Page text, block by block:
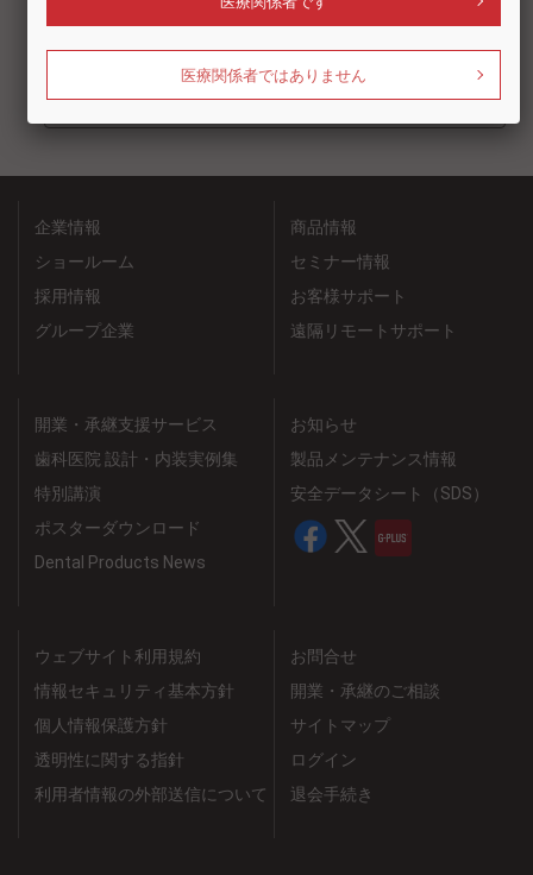
企業情報
ショールーム
採用情報
グループ企業
商品情報
セミナー情報
お客様サポート
遠隔リモートサポート
開業・承継支援サービス
歯科医院 設計・内装実例集
特別講演
ポスターダウンロード
Dental Products News
お知らせ
製品メンテナンス情報
安全データシート（SDS）
ウェブサイト利用規約
情報セキュリティ基本方針
個人情報保護方針
透明性に関する指針
利用者情報の外部送信について
お問合せ
開業・承継のご相談
サイトマップ
ログイン
退会手続き